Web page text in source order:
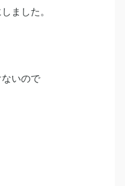
ました。
いので